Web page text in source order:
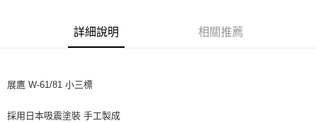
用戶於交易時，得透過本服務購買商品或服務，並由商店將買賣／分期付款
買賣價金債權讓與本公司後，依約使用本公司帳單繳交帳款。
2.基於同意付款使用「大哥付你分期」之契約關係目的，商店將以您的個人
3.完整用戶服務條款，請詳閱以下連結：
購買商品的店家。未經商家同意取消之訂單仍視為有效，需透過AFTEE先享
客戶支援中心」https://netprotections.freshdesk.com/support/home
１．透過由恩沛科技股份有限公司提供之「AFTEE先享後付」服務完成之交
付款後7-11取貨
詳細說明 相關推薦
展鷹 W-61/81 小三標
採用日本吸震塗裝 手工製成